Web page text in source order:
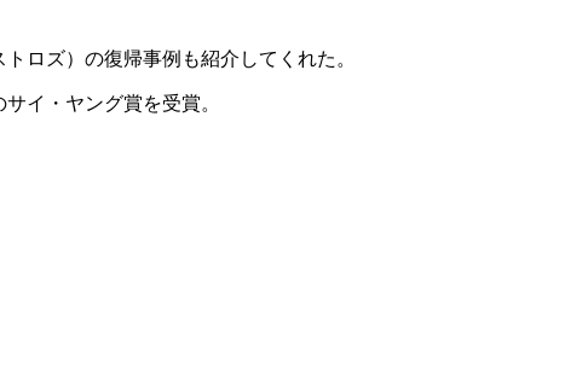
ロズ）の復帰事例も紹介してくれた。
イ・ヤング賞を受賞。